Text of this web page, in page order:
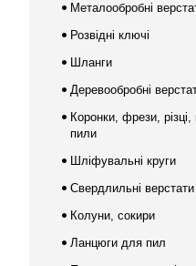
Металообробні
Розвідні ключі
Шланги
Деревообробні
Коронки, фрези, різці,
пили
Шліфувальні круги
Свердлильні верстати
Колуни, сокири
Ланцюги для пил